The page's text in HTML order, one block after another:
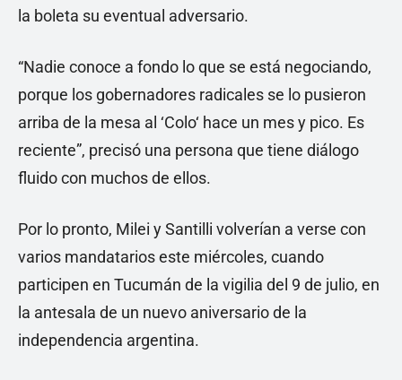
la boleta su eventual adversario.
“Nadie conoce a fondo lo que se está negociando,
porque los gobernadores radicales se lo pusieron
arriba de la mesa al ‘Colo‘ hace un mes y pico. Es
reciente”, precisó una persona que tiene diálogo
fluido con muchos de ellos.
Por lo pronto, Milei y Santilli volverían a verse con
varios mandatarios este miércoles, cuando
participen en Tucumán de la vigilia del 9 de julio, en
la antesala de un nuevo aniversario de la
independencia argentina.